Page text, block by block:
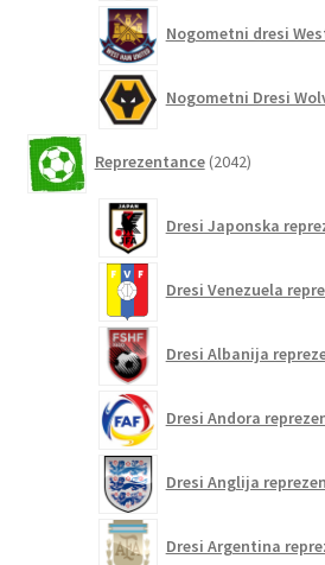
Nogometni dresi
Nogometni Dresi
Reprezentance 2042izdelkov
Dresi Japonska
Dresi Venezuela
Dresi Albanija
Dresi Andora
Dresi Anglija
Dresi Argentina